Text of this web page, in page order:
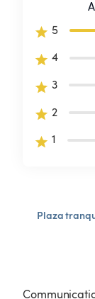
5
4
3
2
1
Plaza